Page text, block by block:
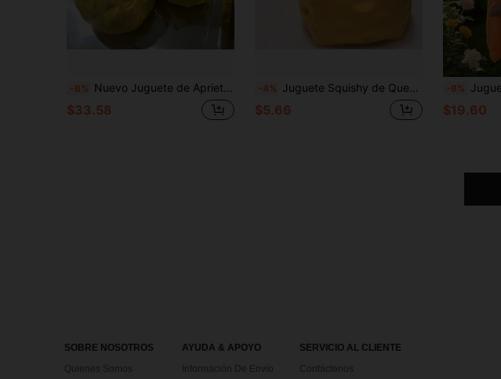
-8% Nuevo Juguete de Apriete de Piña Extra Grande - Suave - Juguete de Alivio de Estrés TPR - Juguete de Curación Emocional - Juguete de Liberación Emocional - Juguete de Apriete - Juguete de Apriete de Arcilla Suave - Juguete de Silicona - Apriete de Alivio de Estrés (Color de Colgante Aleatorio) - Regalo de Cumpleaños - Regalo Ideal - Regalo Sorpresa - Regalo de Vacaciones - Regalo de Pareja - Regalo - Regalo de Navidad -
$33.58
-4% Juguete Squishy de Queso Realista Extra Grande Melojoy, Bola de Tofu Creativa Maleable de Rebote Lento, Bola Antiestrés para Apretar con la Mano, Regalo Perfecto, Regalo de Cumpleaños, Regalo Ideal, Regalo Sorpresa, Regalo de Vacaciones, Regalo de Temporada
$5.66
-8% Juguete antiestrés de goma
$19.60
SOBRE NOSOTROS
Quienes Somos
AYUDA & APOYO
Información De Envío
SERVICIO AL CLIENTE
Contáctenos